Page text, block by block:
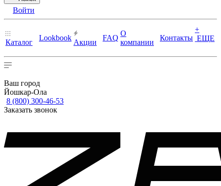
Войти
Каталог
Lookbook
Акции
FAQ
О
компании
Контакты
+
ЕЩЕ
Ваш город
Йошкар-Ола
8 (800) 300-46-53
Заказать звонок